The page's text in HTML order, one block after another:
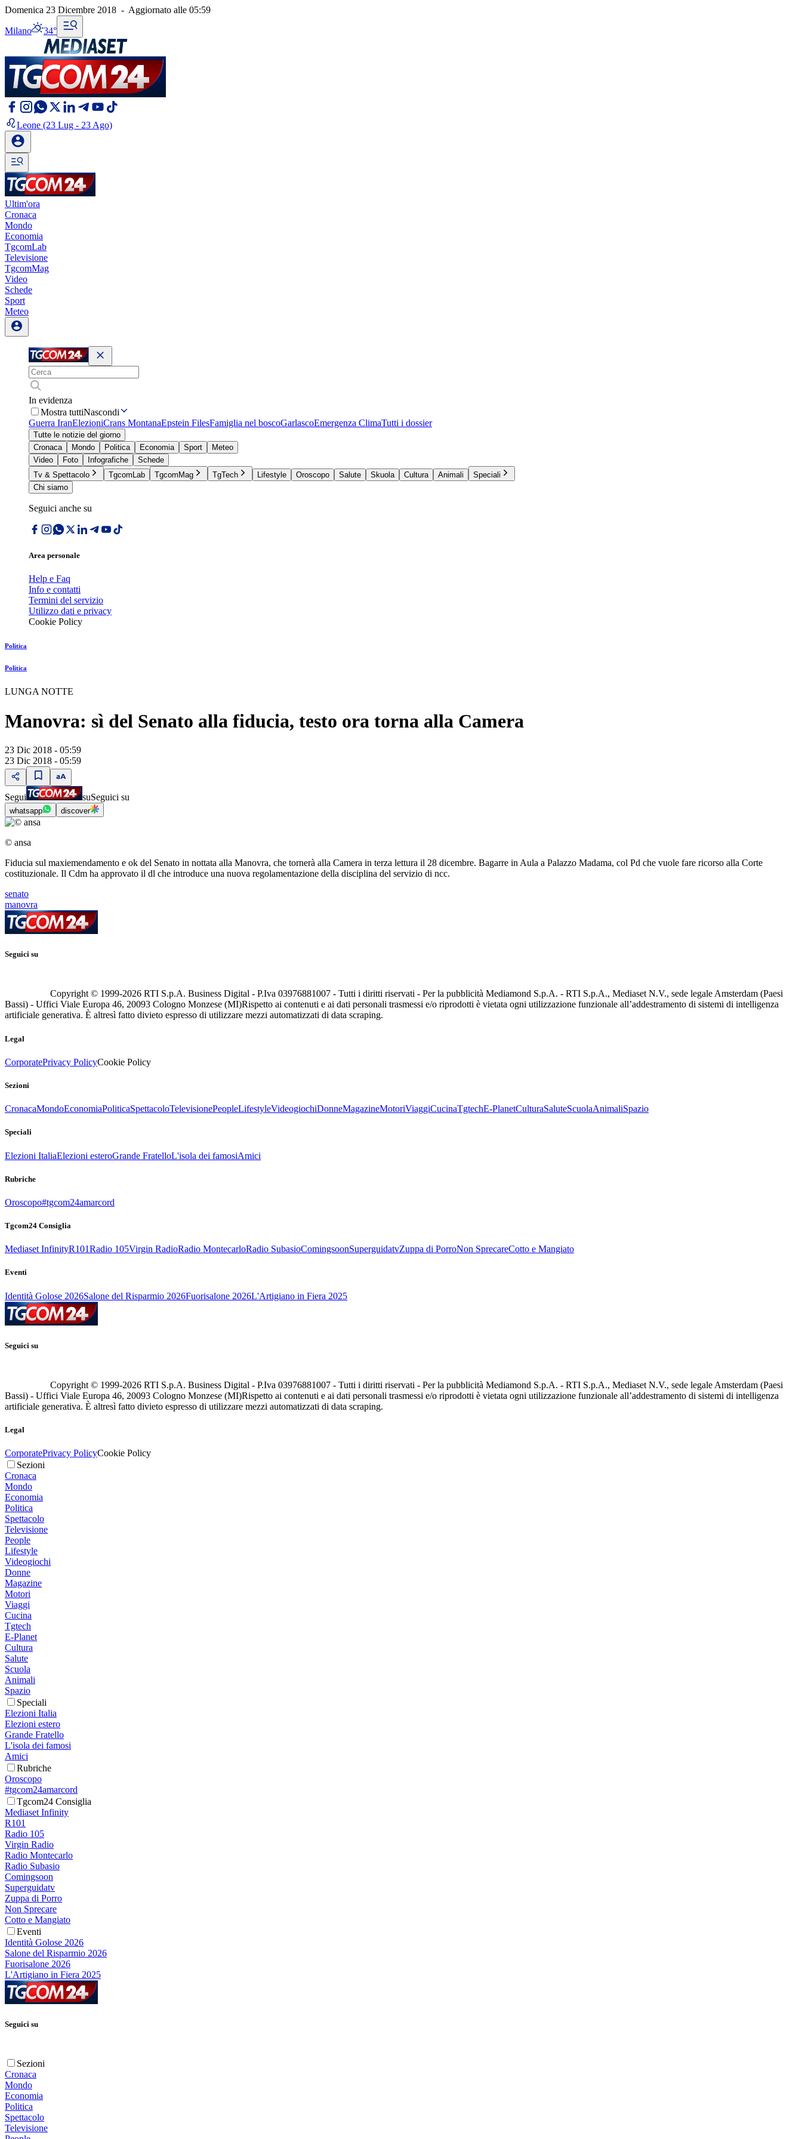
Domenica 23 Dicembre 2018 - Aggiornato alle 05:59
Milano 34°
Leone (23 Lug - 23 Ago)
Ultim'ora
Cronaca
Mondo
Economia
TgcomLab
Televisione
TgcomMag
Video
Schede
Sport
Meteo
In evidenza
Mostra tuttiNascondi
Guerra IranElezioniCrans MontanaEpstein FilesFamiglia nel boscoGarlascoEmergenza ClimaTutti i dossier
Tutte le notizie del giorno
Cronaca
Mondo Politica Economia Sport
Meteo
Video
Foto Infografiche
Schede
Tv & Spettacolo
TgcomLab TgcomMag TgTech Lifestyle Oroscopo Salute Skuola Cultura Animali
Speciali
Chi siamo
Seguici anche su
Area personale
Help e Faq
Info e contatti
Termini del servizio
Utilizzo dati e privacy
Cookie Policy
Politica
Politica
LUNGA NOTTE
Manovra: sì del Senato alla fiducia, testo ora torna alla Camera
23 Dic 2018 - 05:59
23 Dic 2018 - 05:59
Segui suSeguici su
whatsapp discover
© ansa
Fiducia sul maxiemendamento e ok del Senato in nottata alla Manovra, che tornerà alla Camera in terza lettura il 28 dicembre. Bagarre in Aula a Palazzo Madama, col Pd che vuole fare ricorso alla Corte
costituzionale. Il Cdm ha approvato il dl che introduce una nuova regolamentazione della disciplina del servizio di ncc.
senato
manovra
Seguici su
Copyright © 1999-2026 RTI S.p.A. Business Digital - P.Iva 03976881007 - Tutti i diritti riservati - Per la pubblicità Mediamond S.p.A. - RTI S.p.A., Mediaset N.V., sede legale Amsterdam (Paesi
Bassi) - Uffici Viale Europa 46, 20093 Cologno Monzese (MI)Rispetto ai contenuti e ai dati personali trasmessi e/o riprodotti è vietata ogni utilizzazione funzionale all’addestramento di sistemi di intelligenza
artificiale generativa. È altresì fatto divieto espresso di utilizzare mezzi automatizzati di data scraping.
Legal
CorporatePrivacy PolicyCookie Policy
Sezioni
CronacaMondoEconomiaPoliticaSpettacoloTelevisionePeopleLifestyleVideogiochiDonneMagazineMotoriViaggiCucinaTgtechE-PlanetCulturaSaluteScuolaAnimaliSpazio
Speciali
Elezioni ItaliaElezioni esteroGrande FratelloL'isola dei famosiAmici
Rubriche
Oroscopo#tgcom24amarcord
Tgcom24 Consiglia
Mediaset InfinityR101Radio 105Virgin RadioRadio MontecarloRadio SubasioComingsoonSuperguidatvZuppa di PorroNon SprecareCotto e Mangiato
Eventi
Identità Golose 2026Salone del Risparmio 2026Fuorisalone 2026L'Artigiano in Fiera 2025
Seguici su
Copyright © 1999-2026 RTI S.p.A. Business Digital - P.Iva 03976881007 - Tutti i diritti riservati - Per la pubblicità Mediamond S.p.A. - RTI S.p.A., Mediaset N.V., sede legale Amsterdam (Paesi
Bassi) - Uffici Viale Europa 46, 20093 Cologno Monzese (MI)Rispetto ai contenuti e ai dati personali trasmessi e/o riprodotti è vietata ogni utilizzazione funzionale all’addestramento di sistemi di intelligenza
artificiale generativa. È altresì fatto divieto espresso di utilizzare mezzi automatizzati di data scraping.
Legal
CorporatePrivacy PolicyCookie Policy
Sezioni
Cronaca
Mondo
Economia
Politica
Spettacolo
Televisione
People
Lifestyle
Videogiochi
Donne
Magazine
Motori
Viaggi
Cucina
Tgtech
E-Planet
Cultura
Salute
Scuola
Animali
Spazio
Speciali
Elezioni Italia
Elezioni estero
Grande Fratello
L'isola dei famosi
Amici
Rubriche
Oroscopo
#tgcom24amarcord
Tgcom24 Consiglia
Mediaset Infinity
R101
Radio 105
Virgin Radio
Radio Montecarlo
Radio Subasio
Comingsoon
Superguidatv
Zuppa di Porro
Non Sprecare
Cotto e Mangiato
Eventi
Identità Golose 2026
Salone del Risparmio 2026
Fuorisalone 2026
L'Artigiano in Fiera 2025
Seguici su
Sezioni
Cronaca
Mondo
Economia
Politica
Spettacolo
Televisione